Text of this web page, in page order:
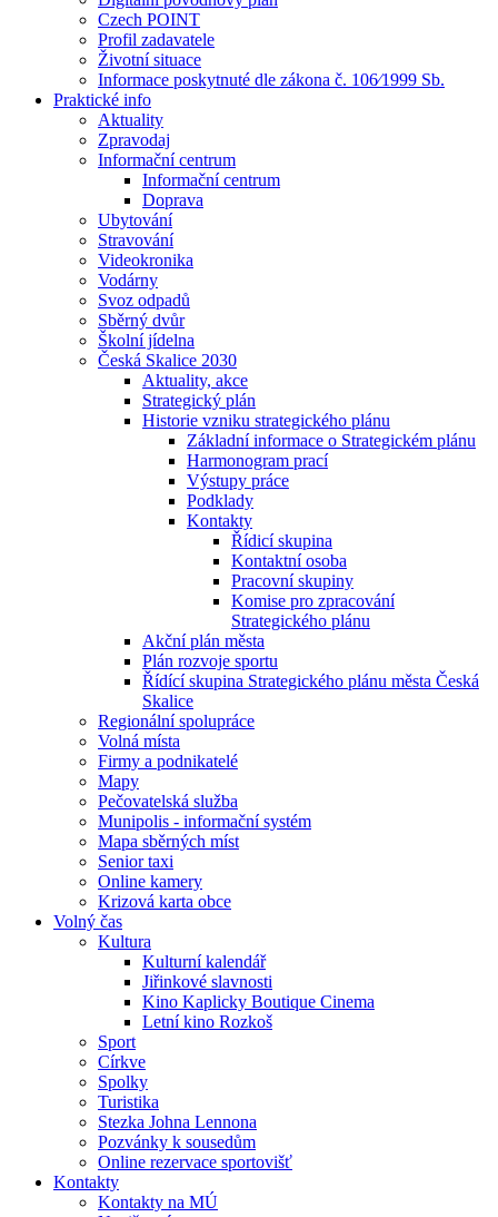
Czech POINT
Profil zadavatele
Životní situace
Informace poskytnuté dle zákona č. 106⁄1999 Sb.
Praktické info
Aktuality
Zpravodaj
Informační centrum
Informační centrum
Doprava
Ubytování
Stravování
Videokronika
Vodárny
Svoz odpadů
Sběrný dvůr
Školní jídelna
Česká Skalice 2030
Aktuality, akce
Strategický plán
Historie vzniku strategického plánu
Základní informace o Strategickém plánu
Harmonogram prací
Výstupy práce
Podklady
Kontakty
Řídicí skupina
Kontaktní osoba
Pracovní skupiny
Komise pro zpracování
Strategického plánu
Akční plán města
Plán rozvoje sportu
Řídící skupina Strategického plánu města Česká
Skalice
Regionální spolupráce
Volná místa
Firmy a podnikatelé
Mapy
Pečovatelská služba
Munipolis - informační systém
Mapa sběrných míst
Senior taxi
Online kamery
Krizová karta obce
Volný čas
Kultura
Kulturní kalendář
Jiřinkové slavnosti
Kino Kaplicky Boutique Cinema
Letní kino Rozkoš
Sport
Církve
Spolky
Turistika
Stezka Johna Lennona
Pozvánky k sousedům
Online rezervace sportovišť
Kontakty
Kontakty na MÚ